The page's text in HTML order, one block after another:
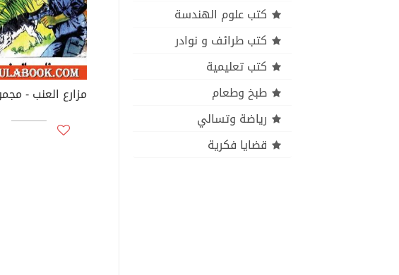
كتب علوم الهندسة
كتب طرائف و نوادر
كتب تعليمية
طبخ وطعام
رياضة وتسالي
قضايا فكرية